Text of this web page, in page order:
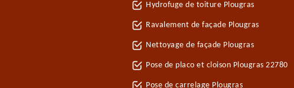
Hydrofuge de toiture Plougras
Ravalement de façade Plougras
Nettoyage de façade Plougras
Pose de placo et cloison Plougras 22780
Pose de carrelage Plougras